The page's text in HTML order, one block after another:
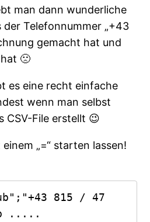
man dann wunderliche
der Telefonnummer „+43
gemacht hat und
🙁
es eine recht einfache
wenn man selbst
CSV-File erstellt 😉
„=“ starten lassen!
815 / 47
.....